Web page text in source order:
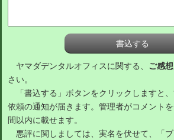
ヤマダデンタルオフィスに関する、 ご感
さい。
「書込する」ボタンをクリックしますと
依頼の通知が届きます。管理者がコメント
間以内に載せます。
悪評に関しましては、実名を伏せて、「